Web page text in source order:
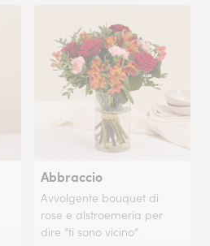
Abbraccio
Avvolgente bouquet di
rose e alstroemeria per
dire “ti sono vicino”